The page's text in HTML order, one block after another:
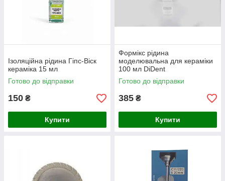
Ізоляційна рідина Гіпс-Віск
кераміка 15 мл
Готово до відправки
150 ₴
Купити
Формікс рідина
моделювальна для кераміки
100 мл DiDent
Готово до відправки
385 ₴
Купити